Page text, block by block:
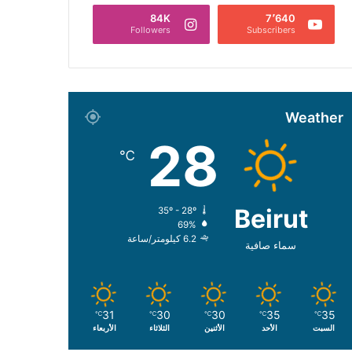
7٬640
Subscribers
84K
Followers
Weather
Beirut
سماء صافية
28
℃
35º - 28º
69%
6.2 كيلومتر/ساعة
35
℃
السبت
35
℃
الأحد
30
℃
الأثنين
30
℃
الثلاثاء
31
℃
الأربعاء